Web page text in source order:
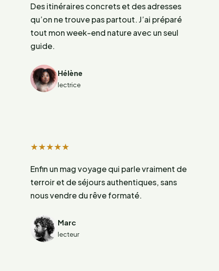
Des itinéraires concrets et des adresses
qu’on ne trouve pas partout. J’ai préparé
tout mon week-end nature avec un seul
guide.
Hélène
lectrice
★★★★★
Enfin un mag voyage qui parle vraiment de
terroir et de séjours authentiques, sans
nous vendre du rêve formaté.
Marc
lecteur